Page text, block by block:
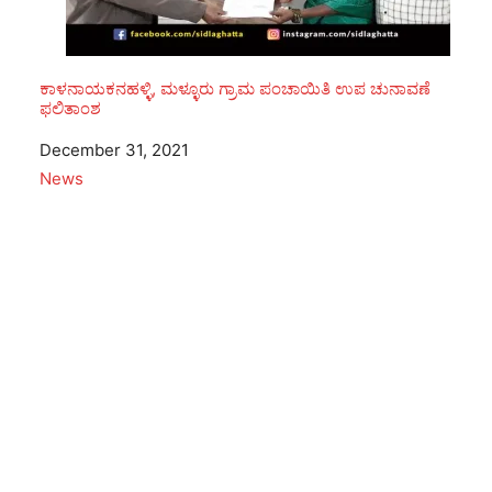
ಕಾಳನಾಯಕನಹಳ್ಳಿ, ಮಳ್ಳೂರು ಗ್ರಾಮ ಪಂಚಾಯಿತಿ ಉಪ ಚುನಾವಣೆ
ಫಲಿತಾಂಶ
Date
December 31, 2021
In relation to
News